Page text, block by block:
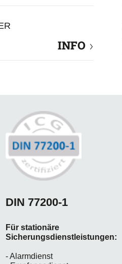
INFO
DIN 77200-1
Für stationäre
Sicherungsdienstleistungen:
- Alarmdienst